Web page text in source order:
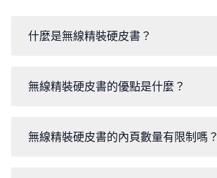
什麼是無線精裝硬皮書？
無線精裝硬皮書的優點是什麼？
無線精裝硬皮書的內頁數量有限制嗎？